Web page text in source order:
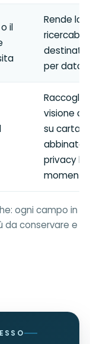
il
Rende lo
per data.
Raccoglie
visione
su carta
abbinata
privacy
momento
ogni campo in
da conservare e